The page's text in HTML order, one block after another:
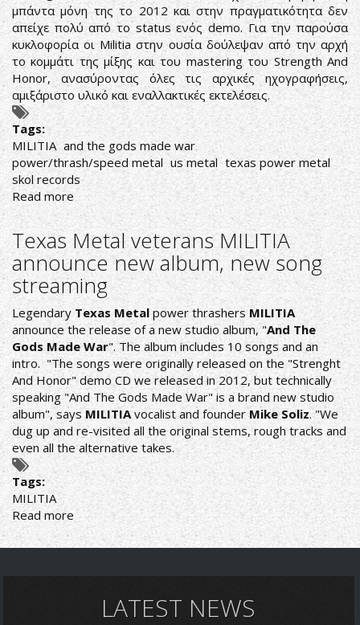
μπάντα μόνη της το 2012 και στην πραγματικότητα δεν
απείχε πολύ από το status ενός demo. Για την παρούσα
κυκλοφορία οι Militia στην ουσία δούλεψαν από την αρχή
το κομμάτι της μίξης και του mastering του Strength And
Honor, ανασύροντας όλες τις αρχικές ηχογραφήσεις,
αμιξάριστο υλικό και εναλλακτικές εκτελέσεις.
Tags:
MILITIA and the gods made war
power/thrash/speed metal us metal texas power metal
skol records
Read more about
LONG
LIVE
TEXAS
METAL
Texas Metal veterans MILITIA
announce new album, new song
streaming
Legendary Texas Metalpower thrashersMILITIA
announce the release of a new studio album, "And The
Gods Made War". The album includes 10 songs and an
intro. "The songs were originally released on the "Strenght
And Honor" demo CD we released in 2012, but technically
speaking "And The Gods Made War" is a brand new studio
album", saysMILITIAvocalist and founderMike Soliz. "We
dug up and re-visited all the original stems, rough tracks and
even all the alternative takes.
Tags:
MILITIA
Read more about
Texas
Metal
announceLATEST NEWS